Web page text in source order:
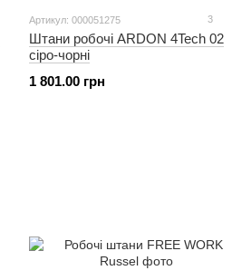
Артикул: 000051275 3
Штани робочі ARDON 4Tech 02
сіро-чорні
1 801.00 грн